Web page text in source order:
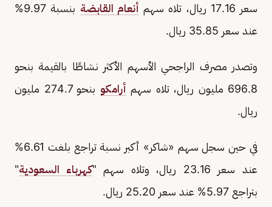
سعر 17.16 ريال، تلاه سهم
أنعام القابضة
بنسبة 9.97%
عند سعر 35.85 ريال.
وتصدر مصرف الراجحي الأسهم الأكثر نشاطًا بالقيمة بنحو
696.8 مليون ريال، تلاه سهم
أرامكو
بنحو 274.7 مليون
ريال.
في حين سجل سهم «شاكر» أكبر نسبة تراجع بلغت 6.61%
عند سعر 23.16 ريال، وتلاه سهم "
كهرباء السعودية"
بتراجع 5.97% عند سعر 25.20 ريال.